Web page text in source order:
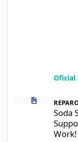
Oficial
Soda Slim
Soda
Work!